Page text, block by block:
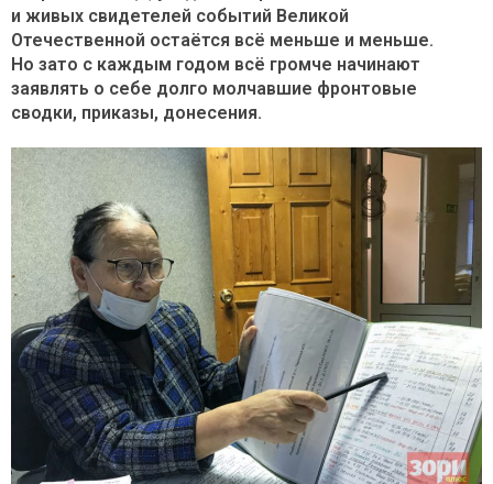
и живых свидетелей событий Великой
Отечественной остаётся всё меньше и меньше.
Но зато с каждым годом всё громче начинают
заявлять о себе долго молчавшие фронтовые
сводки, приказы, донесения.